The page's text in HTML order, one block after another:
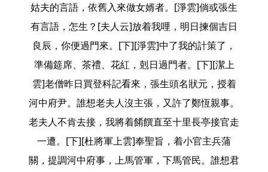
姑夫的言語，依舊入來做女婿者。[淨雲]倘或張生
有言語，怎生？[夫人云]放着我哩，明日揀個吉日
良辰，你便過門來。[下][淨雲]中了我的計策了，
準備筵席、茶禮、花紅，剋日過門者。[下][潔上
雲]老僧昨日買登科記看來，張生頭名狀元，授着
河中府尹。誰想老夫人沒主張，又許了鄭恆親事。
老夫人不肯去接，我將着餚饌直至十里長亭接官走
一遭。[下][杜將軍上雲]奉聖旨，着小官主兵蒲
關，提調河中府事，上馬管軍，下馬管民。誰想君